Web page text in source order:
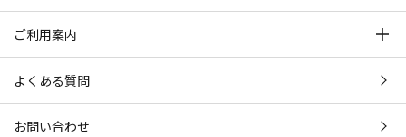
ご利用案内
よくある質問
お問い合わせ